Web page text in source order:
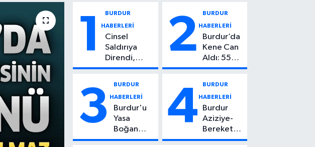
1 BURDUR
HABERLERİ
Cinsel
Saldırıya
Direndi,
Başından
Çocuktan
Kötü Haber!
2 BURDUR
HABERLERİ
Burdur’da
Kene Can
Aldı: 55
Yaşındaki
Kaybetti
3 BURDUR
HABERLERİ
Burdur'u
Yasa
Boğan
Ölüm:
4 BURDUR
HABERLERİ
Burdur
Aziziye-
Bereket
Köyü